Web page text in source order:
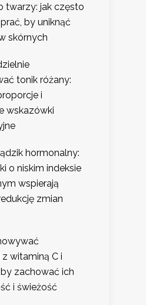
twarzy: jak często
by uniknąć
skórnych
tonik różany:
i
wskazówki
hormonalny:
o niskim indeksie
wspierają
zmian
witaminą C i
zachować ich
i świeżość